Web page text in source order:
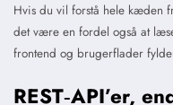
Hvis du vil forstå hele kæden
det være en fordel også at
frontend og brugerflader
REST‑API’er,